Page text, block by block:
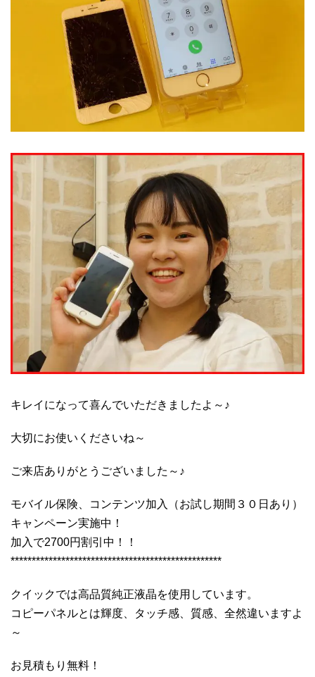
キレイになって喜んでいただきましたよ～♪
大切にお使いくださいね～
ご来店ありがとうございました～♪
モバイル保険、コンテンツ加入（お試し期間３０日あり）
キャンペーン実施中！
加入で2700円割引中！！
**************************************************
クイックでは高品質純正液晶を使用しています。
コピーパネルとは輝度、タッチ感、質感、全然違いますよ
～
お見積もり無料！